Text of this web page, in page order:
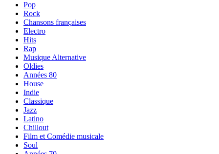
Pop
Rock
Chansons françaises
Electro
Hits
Rap
Musique Alternative
Oldies
Années 80
House
Indie
Classique
Jazz
Latino
Chillout
Film et Comédie musicale
Soul